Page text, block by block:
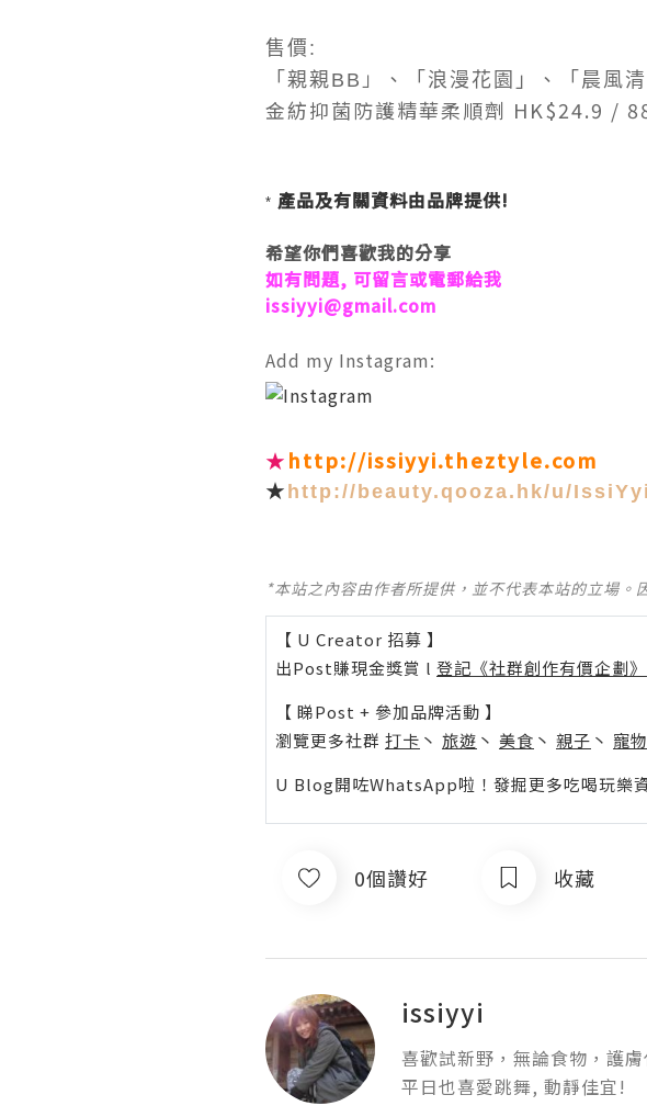
售價:
「親親BB 」 、「浪漫花園」、「晨風
金紡抑菌防護精華柔順劑 HK$24.9 /
* 產品及有關資料由品牌提供!
希望你們喜歡我的分享
如有問題, 可留言或電郵給我
issiyyi@gmail.com
Add my Instagram:
★http://issiyyi.theztyle.com
★ http://beauty.qooza.hk/u/IssiYyi
*本站之內容由作者所提供，並不代表本站的立場
【 U Creator 招募 】
出Post賺現金獎賞 l 登記《社群創作有價企劃》
【 睇Post + 參加品牌活動 】
瀏覽更多社群 打卡 丶 旅遊 丶 美食 丶 親子 丶 寵物
U Blog開咗WhatsApp啦！發掘更多吃喝玩樂
0個讚好 收藏
issiyyi
喜歡試新野，無論食物，護膚
平日也喜愛跳舞, 動靜佳宜!